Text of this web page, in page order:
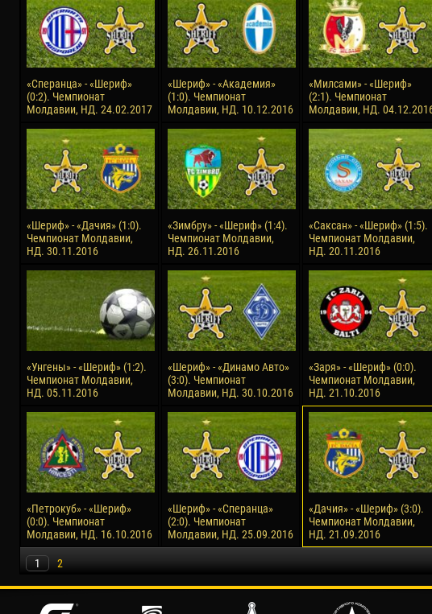
«Сперанца» - «Шериф»
(0:2). Чемпионат
Молдавии, НД. 24.02.2017
«Шериф» - «Академия»
(1:0). Чемпионат
Молдавии, НД. 10.12.2016
«Милсами» - «Шериф»
(2:1). Чемпионат
Молдавии, НД.
«Шериф» - «Дачия» (1:0).
Чемпионат Молдавии,
НД. 30.11.2016
«Зимбру» - «Шериф» (1:4).
Чемпионат Молдавии,
НД. 26.11.2016
«Саксан» - «Шериф» (1:5).
Чемпионат Молдавии,
НД. 20.11.2016
«Унгены» - «Шериф» (1:2).
Чемпионат Молдавии,
НД. 05.11.2016
«Шериф» - «Динамо Авто»
(3:0). Чемпионат
Молдавии, НД. 30.10.2016
«Заря» - «Шериф» (0:0).
Чемпионат Молдавии,
НД. 21.10.2016
«Петрокуб» - «Шериф»
(0:0). Чемпионат
Молдавии, НД. 16.10.2016
«Шериф» - «Сперанца»
(2:0). Чемпионат
Молдавии, НД. 25.09.2016
«Дачия» - «Шериф» (3:0).
Чемпионат Молдавии,
НД. 21.09.2016
1 2